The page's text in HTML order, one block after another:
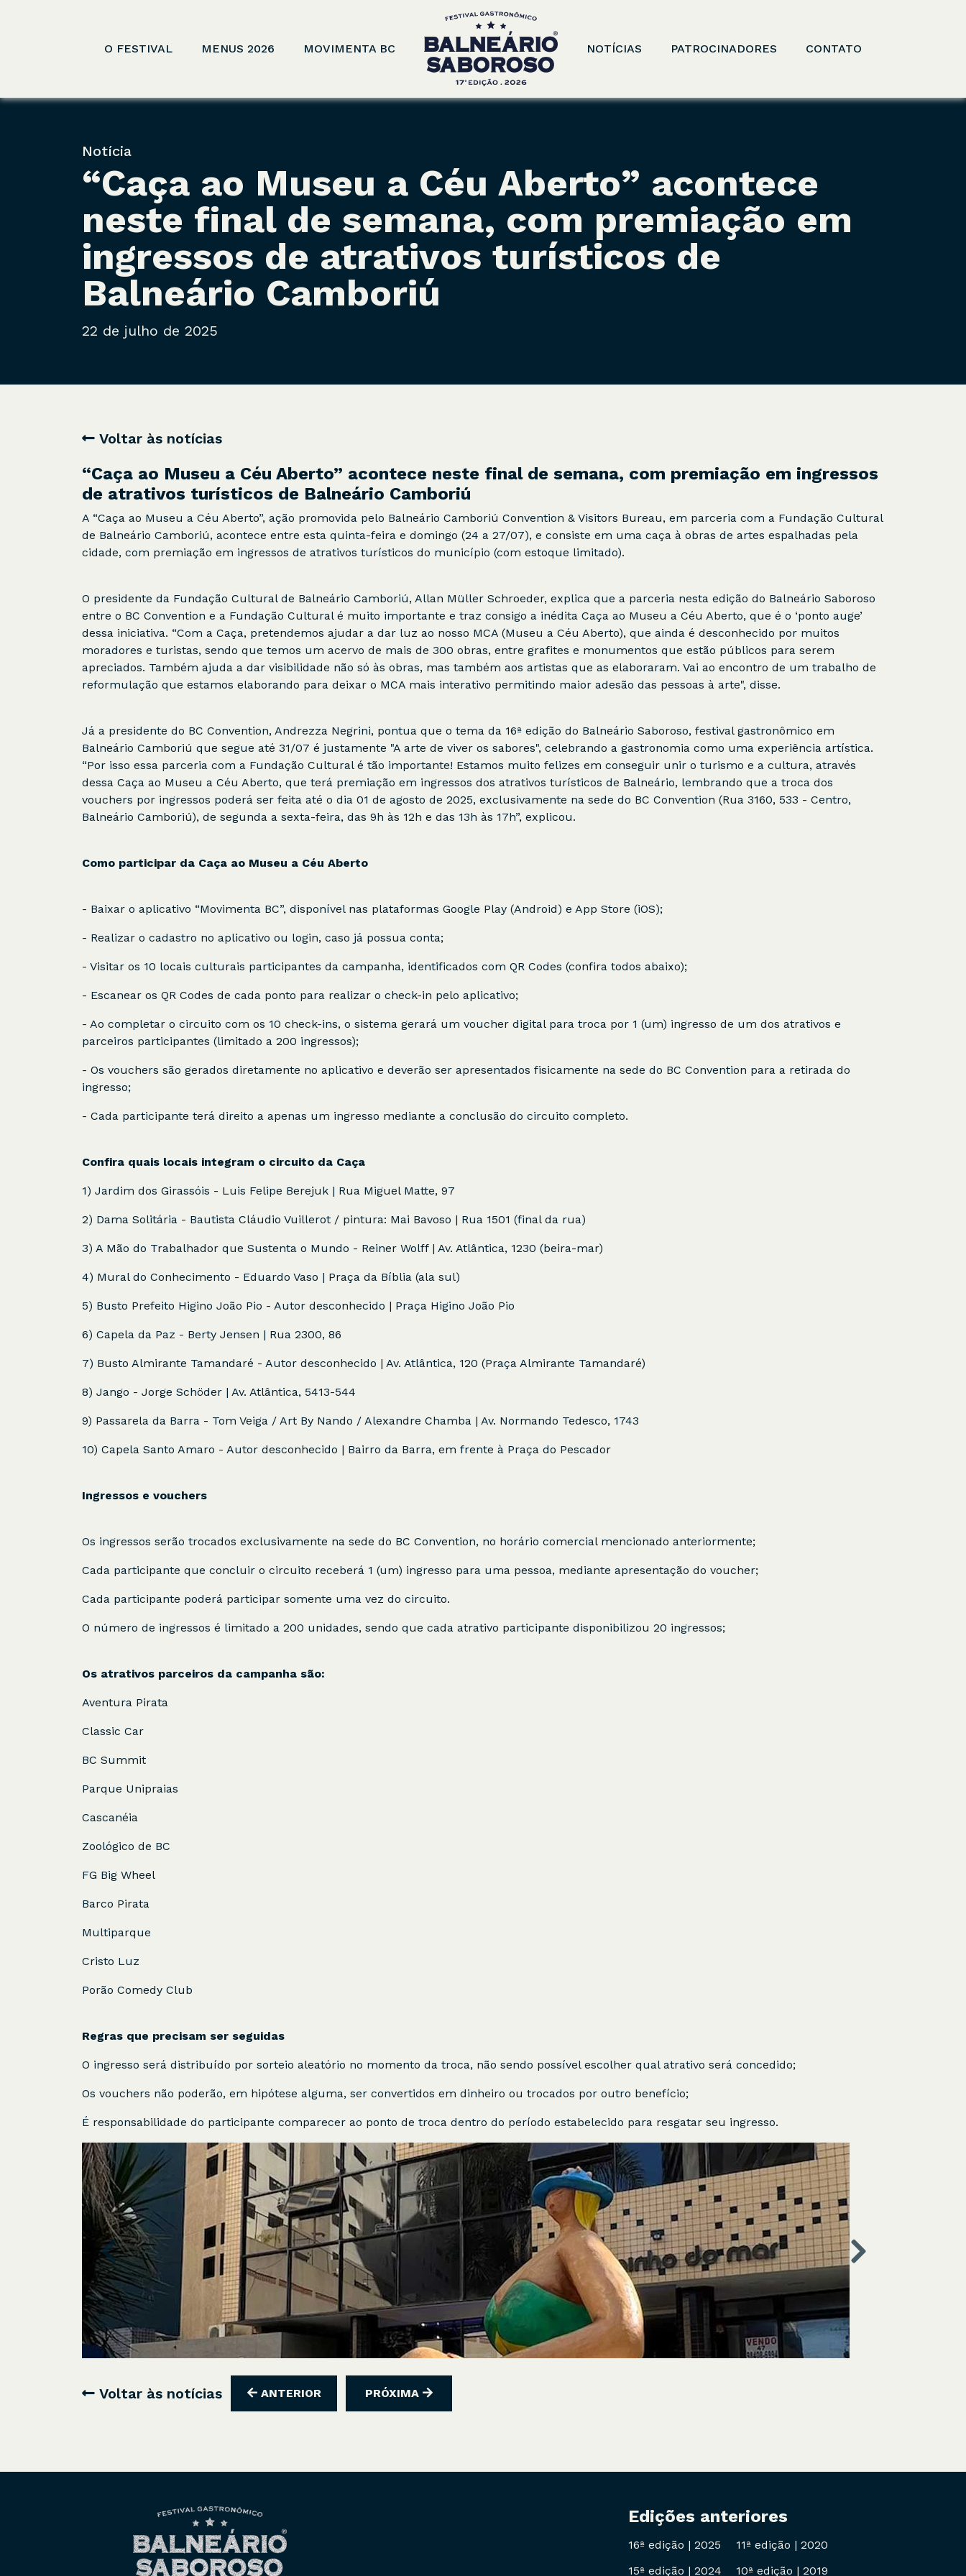
O FESTIVAL MENUS 2026 MOVIMENTA BC NOTÍCIAS PATROCINADORES CONTATO
Notícia
“Caça ao Museu a Céu Aberto” acontece
neste final de semana, com premiação em
ingressos de atrativos turísticos de
Balneário Camboriú
22 de julho de 2025
Voltar às notícias
“Caça ao Museu a Céu Aberto” acontece neste final de semana, com premiação em ingressos
de atrativos turísticos de Balneário Camboriú
A “Caça ao Museu a Céu Aberto”, ação promovida pelo Balneário Camboriú Convention & Visitors Bureau, em parceria com a Fundação Cultural
de Balneário Camboriú, acontece entre esta quinta-feira e domingo (24 a 27/07), e consiste em uma caça à obras de artes espalhadas pela
cidade, com premiação em ingressos de atrativos turísticos do município (com estoque limitado).
O presidente da Fundação Cultural de Balneário Camboriú, Allan Müller Schroeder, explica que a parceria nesta edição do Balneário Saboroso
entre o BC Convention e a Fundação Cultural é muito importante e traz consigo a inédita Caça ao Museu a Céu Aberto, que é o ‘ponto auge’
dessa iniciativa. “Com a Caça, pretendemos ajudar a dar luz ao nosso MCA (Museu a Céu Aberto), que ainda é desconhecido por muitos
moradores e turistas, sendo que temos um acervo de mais de 300 obras, entre grafites e monumentos que estão públicos para serem
apreciados. Também ajuda a dar visibilidade não só às obras, mas também aos artistas que as elaboraram. Vai ao encontro de um trabalho de
reformulação que estamos elaborando para deixar o MCA mais interativo permitindo maior adesão das pessoas à arte", disse.
Já a presidente do BC Convention, Andrezza Negrini, pontua que o tema da 16ª edição do Balneário Saboroso, festival gastronômico em
Balneário Camboriú que segue até 31/07 é justamente "A arte de viver os sabores", celebrando a gastronomia como uma experiência artística.
“Por isso essa parceria com a Fundação Cultural é tão importante! Estamos muito felizes em conseguir unir o turismo e a cultura, através
dessa Caça ao Museu a Céu Aberto, que terá premiação em ingressos dos atrativos turísticos de Balneário, lembrando que a troca dos
vouchers por ingressos poderá ser feita até o dia 01 de agosto de 2025, exclusivamente na sede do BC Convention (Rua 3160, 533 - Centro,
Balneário Camboriú), de segunda a sexta-feira, das 9h às 12h e das 13h às 17h”, explicou.
Como participar da Caça ao Museu a Céu Aberto
- Baixar o aplicativo “Movimenta BC”, disponível nas plataformas Google Play (Android) e App Store (iOS);
- Realizar o cadastro no aplicativo ou login, caso já possua conta;
- Visitar os 10 locais culturais participantes da campanha, identificados com QR Codes (confira todos abaixo);
- Escanear os QR Codes de cada ponto para realizar o check-in pelo aplicativo;
- Ao completar o circuito com os 10 check-ins, o sistema gerará um voucher digital para troca por 1 (um) ingresso de um dos atrativos e
parceiros participantes (limitado a 200 ingressos);
- Os vouchers são gerados diretamente no aplicativo e deverão ser apresentados fisicamente na sede do BC Convention para a retirada do
ingresso;
- Cada participante terá direito a apenas um ingresso mediante a conclusão do circuito completo.
Confira quais locais integram o circuito da Caça
1) Jardim dos Girassóis - Luis Felipe Berejuk | Rua Miguel Matte, 97
2) Dama Solitária - Bautista Cláudio Vuillerot / pintura: Mai Bavoso | Rua 1501 (final da rua)
3) A Mão do Trabalhador que Sustenta o Mundo - Reiner Wolff | Av. Atlântica, 1230 (beira-mar)
4) Mural do Conhecimento - Eduardo Vaso | Praça da Bíblia (ala sul)
5) Busto Prefeito Higino João Pio - Autor desconhecido | Praça Higino João Pio
6) Capela da Paz - Berty Jensen | Rua 2300, 86
7) Busto Almirante Tamandaré - Autor desconhecido | Av. Atlântica, 120 (Praça Almirante Tamandaré)
8) Jango - Jorge Schöder | Av. Atlântica, 5413-544
9) Passarela da Barra - Tom Veiga / Art By Nando / Alexandre Chamba | Av. Normando Tedesco, 1743
10) Capela Santo Amaro - Autor desconhecido | Bairro da Barra, em frente à Praça do Pescador
Ingressos e vouchers
Os ingressos serão trocados exclusivamente na sede do BC Convention, no horário comercial mencionado anteriormente;
Cada participante que concluir o circuito receberá 1 (um) ingresso para uma pessoa, mediante apresentação do voucher;
Cada participante poderá participar somente uma vez do circuito.
O número de ingressos é limitado a 200 unidades, sendo que cada atrativo participante disponibilizou 20 ingressos;
Os atrativos parceiros da campanha são:
Aventura Pirata
Classic Car
BC Summit
Parque Unipraias
Cascanéia
Zoológico de BC
FG Big Wheel
Barco Pirata
Multiparque
Cristo Luz
Porão Comedy Club
Regras que precisam ser seguidas
O ingresso será distribuído por sorteio aleatório no momento da troca, não sendo possível escolher qual atrativo será concedido;
Os vouchers não poderão, em hipótese alguma, ser convertidos em dinheiro ou trocados por outro benefício;
É responsabilidade do participante comparecer ao ponto de troca dentro do período estabelecido para resgatar seu ingresso.
Voltar às notícias ANTERIOR PRÓXIMA
Edições anteriores
16ª edição | 2025
15ª edição | 2024
11ª edição | 2020
10ª edição | 2019